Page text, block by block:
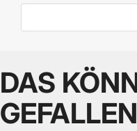
DAS
GEFALLEN